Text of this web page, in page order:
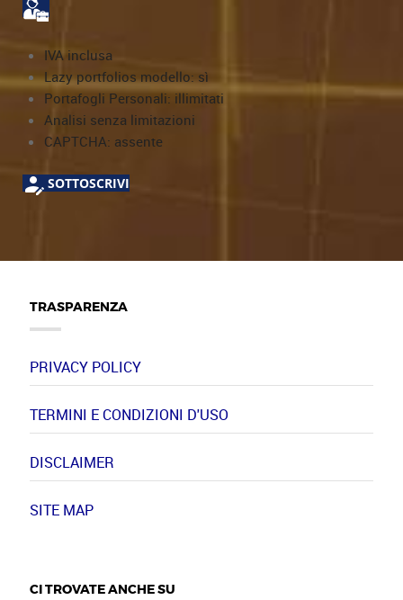
IVA inclusa
Lazy portfolios modello: sì
Portafogli Personali: illimitati
Analisi senza limitazioni
CAPTCHA: assente
SOTTOSCRIVI
TRASPARENZA
PRIVACY POLICY
TERMINI E CONDIZIONI D'USO
DISCLAIMER
SITE MAP
CI TROVATE ANCHE SU